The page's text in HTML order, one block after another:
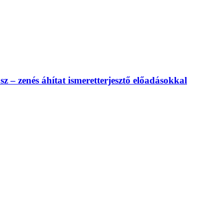
– zenés áhítat ismeretterjesztő előadásokkal